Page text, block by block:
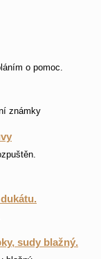
o pomoc.
známky
sudy blažný.